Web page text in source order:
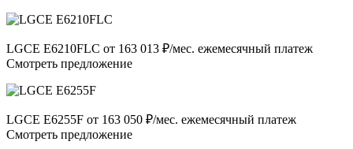
LGCE E6210FLC от 163 013 ₽/мес. ежемесячный платеж
Смотреть предложение
LGCE E6255F от 163 050 ₽/мес. ежемесячный платеж
Смотреть предложение